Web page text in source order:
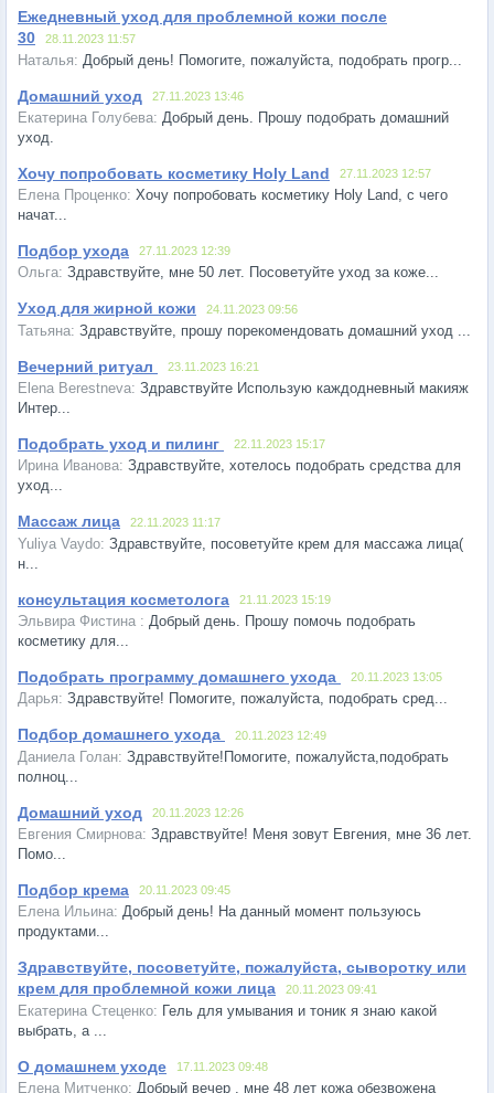
Ежедневный уход для проблемной кожи после
30
28.11.2023 11:57
Добрый день! Помогите, пожалуйста, подобрать прогр...
Домашний уход 27.11.2023 13:46
Добрый день. Прошу подобрать домашний
уход.
Хочу попробовать косметику Holy Land 27.11.2023 12:57
Хочу попробовать косметику Holy Land, с чего
начат...
Подбор ухода 27.11.2023 12:39
Здравствуйте, мне 50 лет. Посоветуйте уход за коже...
Уход для жирной кожи 24.11.2023 09:56
Здравствуйте, прошу порекомендовать домашний уход ...
Вечерний ритуал 23.11.2023 16:21
Здравствуйте Использую каждодневный макияж
Интер...
Подобрать уход и пилинг 22.11.2023 15:17
Здравствуйте, хотелось подобрать средства для
уход...
Массаж лица 22.11.2023 11:17
Здравствуйте, посоветуйте крем для массажа лица(
н...
консультация косметолога 21.11.2023 15:19
Добрый день. Прошу помочь подобрать
косметику для...
Подобрать программу домашнего ухода 20.11.2023 13:05
Здравствуйте! Помогите, пожалуйста, подобрать сред...
Подбор домашнего ухода 20.11.2023 12:49
Здравствуйте!Помогите, пожалуйста,подобрать
полноц...
Домашний уход 20.11.2023 12:26
Здравствуйте! Меня зовут Евгения, мне 36 лет.
Помо...
Подбор крема 20.11.2023 09:45
Добрый день! На данный момент пользуюсь
продуктами...
Здравствуйте, посоветуйте, пожалуйста, сыворотку или
крем для проблемной кожи лица
20.11.2023 09:41
Гель для умывания и тоник я знаю какой
выбрать, а ...
О домашнем уходе 17.11.2023 09:48
Добрый вечер , мне 48 лет кожа обезвожена